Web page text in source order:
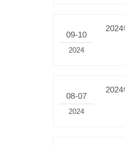
09-10
2024
08-07
2024